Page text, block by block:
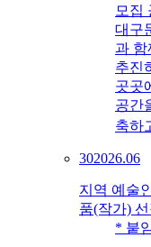
모집
대구
과 함
추진
곳곳
공간
축하
302026.06
지역 예술
품(작가)
* 붙